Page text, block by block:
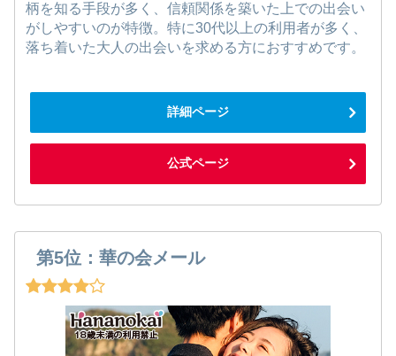
柄を知る手段が多く、信頼関係を築いた上での出会い
がしやすいのが特徴。特に30代以上の利用者が多く、
落ち着いた大人の出会いを求める方におすすめです。
詳細ページ
公式ページ
第5位：華の会メール